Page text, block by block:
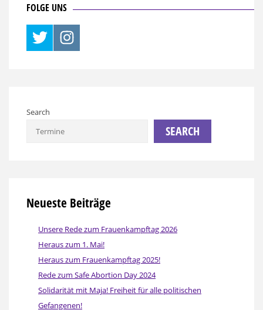
FOLGE UNS
Search
SEARCH
Neueste Beiträge
Unsere Rede zum Frauenkampftag 2026
Heraus zum 1. Mai!
Heraus zum Frauenkampftag 2025!
Rede zum Safe Abortion Day 2024
Solidarität mit Maja! Freiheit für alle politischen
Gefangenen!